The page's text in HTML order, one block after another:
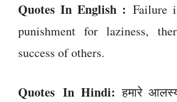
Quotes In English : Failure
punishment for laziness,
success of others.
Quotes In Hindi: हमारे